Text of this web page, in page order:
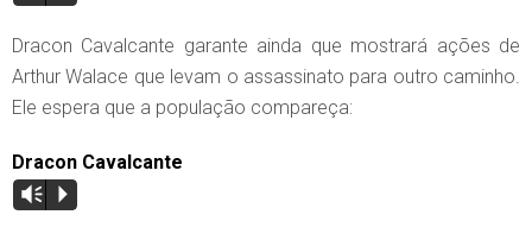
Dracon Cavalcante garante ainda que mostrará ações de
Arthur Walace que levam o assassinato para outro caminho.
Ele espera que a população compareça:
Dracon Cavalcante
Vm P